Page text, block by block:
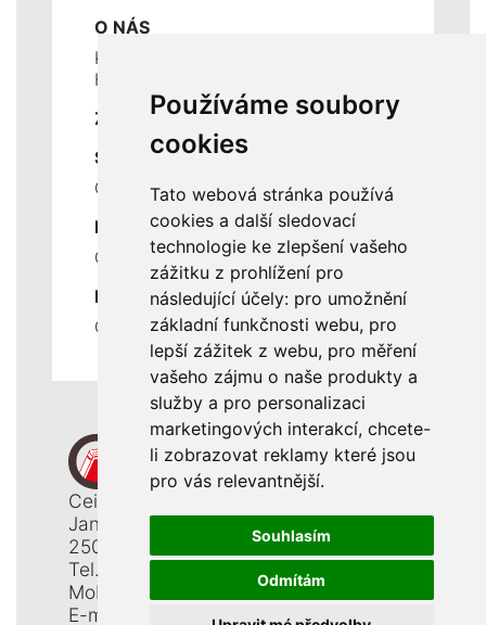
Používáme soubory
cookies
Tato webová stránka používá
cookies a další sledovací
technologie ke zlepšení vašeho
zážitku z prohlížení pro
následující účely: pro umožnění
základní funkčnosti webu, pro
lepší zážitek z webu, pro měření
vašeho zájmu o naše produkty a
služby a pro personalizaci
marketingových interakcí, chcete-
li zobrazovat reklamy které jsou
pro vás relevantnější.
Souhlasím
Odmítám
O NÁS
Kontakty
Historie a současnost
ZÁKLADNÍ ÚDAJE
SLUŽBY
Ceník servisních prací
DŮLEŽITÉ INFORMACE
Ochrana osobních údajů
RYCHLÉ ODKAZY
Odstoupení od smlouvy
Ceiba, s. r. o.
Jana Opletala 1265
250 01 Brandýs n. L. - St. Boleslav
Tel.: +420 326 911 044
Mobil: +420 777 345 008
E-mail:
info@ceiba.cz